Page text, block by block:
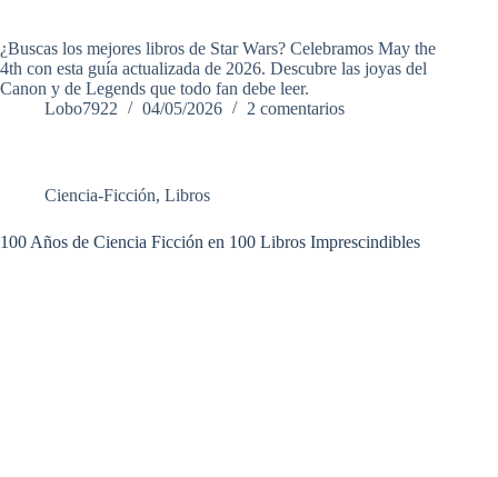
¿Buscas los mejores libros de Star Wars? Celebramos May the
4th con esta guía actualizada de 2026. Descubre las joyas del
Canon y de Legends que todo fan debe leer.
Lobo7922
04/05/2026 2 comentarios
Ciencia-Ficción, Libros
100 Años de Ciencia Ficción en 100 Libros Imprescindibles